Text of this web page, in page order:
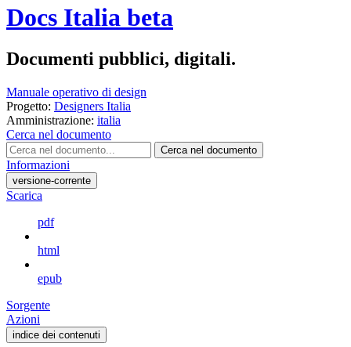
Docs Italia beta
Documenti pubblici, digitali.
Manuale operativo di design
Progetto: Designers Italia
Amministrazione: italia
Cerca nel documento
Cerca nel documento
Informazioni
versione-corrente
Scarica
pdf
html
epub
Sorgente
Azioni
indice dei contenuti